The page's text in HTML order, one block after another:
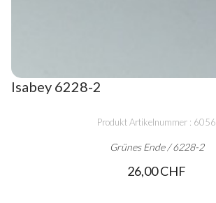
Isabey 6228-2
Produkt Artikelnummer : 6056
Grünes Ende / 6228-2
26,00 CHF